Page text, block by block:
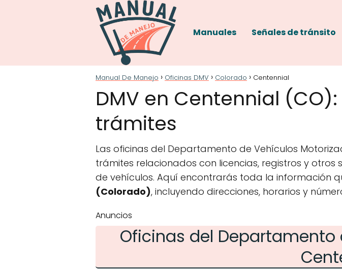
Manuales Señales de tránsito
Manual De Manejo Oficinas DMV Colorado Centennial
DMV en Centennial
trámites
Las oficinas del Departamento de Vehículos
trámites relacionados con licencias, registros y
de vehículos. Aquí encontrarás toda la información
(Colorado), incluyendo direcciones, horarios y
Anuncios
Oficinas del Departamento